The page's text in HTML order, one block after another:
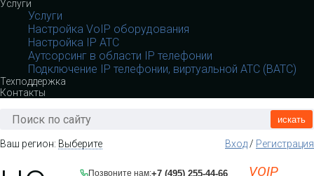
Услуги
Услуги
Настройка VoIP оборудования
Настройка IP АТС
Аутсорсинг в области IP телефонии
Подключение IP телефонии, виртуальной АТС (ВАТС)
Техподдержка
Контакты
искать
Ваш регион: Выберите Вход/ Регистрация
Позвоните нам:+7 (495) 255-44-66
VOIP